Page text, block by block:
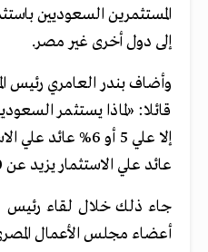
المستثمرين السعوديين
إلى دول أخرى غير مصر.
وأضاف بندر العامري
قائلا: «لماذا يستثمر
إلا علي 5 أو 6%
عائد علي الاستثمار يزيد عن 20%؟».
جاء ذلك خلال لقاء رئيس
أعضاء مجلس الأعمال